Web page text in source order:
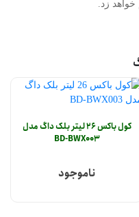
زد.
کول باکس 26 لیتر بلک داگ مدل
BD-BWX003
ناموجود